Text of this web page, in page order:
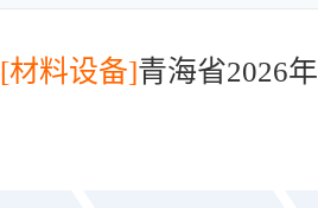
[材料设备]青海省2026